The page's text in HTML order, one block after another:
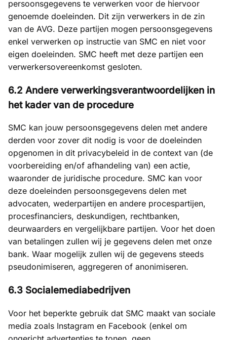
persoonsgegevens te verwerken voor de hiervoor
genoemde doeleinden. Dit zijn verwerkers in de zin
van de AVG. Deze partijen mogen persoonsgegevens
enkel verwerken op instructie van SMC en niet voor
eigen doeleinden. SMC heeft met deze partijen een
verwerkersovereenkomst gesloten.
6.2 Andere verwerkingsverantwoordelijken in
het kader van de procedure
SMC kan jouw persoonsgegevens delen met andere
derden voor zover dit nodig is voor de doeleinden
opgenomen in dit privacybeleid in de context van (de
voorbereiding en/of afhandeling van) een actie,
waaronder de juridische procedure. SMC kan voor
deze doeleinden persoonsgegevens delen met
advocaten, wederpartijen en andere procespartijen,
procesfinanciers, deskundigen, rechtbanken,
deurwaarders en vergelijkbare partijen. Voor het doen
van betalingen zullen wij je gegevens delen met onze
bank. Waar mogelijk zullen wij de gegevens steeds
pseudonimiseren, aggregeren of anonimiseren.
6.3 Socialemediabedrijven
Voor het beperkte gebruik dat SMC maakt van sociale
media zoals Instagram en Facebook (enkel om